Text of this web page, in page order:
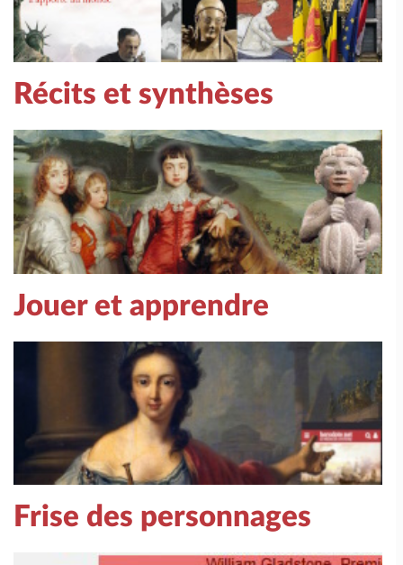
Récits et synthèses
Jouer et apprendre
Frise des personnages